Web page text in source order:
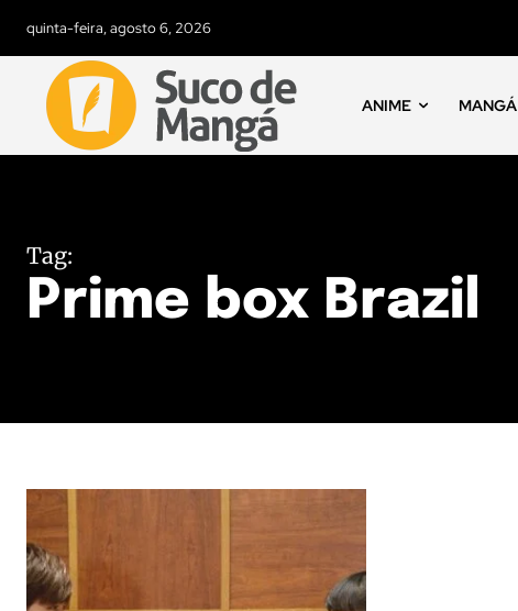
quinta-feira, agosto 6, 2026
ANIME MANGÁ
Tag:
Prime box Brazil